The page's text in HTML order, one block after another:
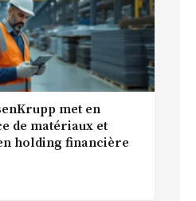
met en
de matériaux et
holding financière